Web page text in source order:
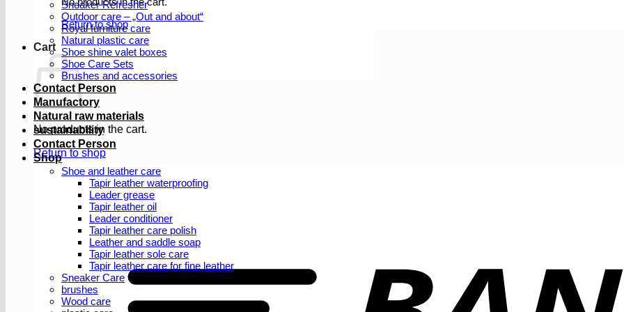
Return to shop
Cart
No products in the cart.
Return to shop
Sneaker Refresher
Outdoor care – „Out and about“
Royal furniture care
Natural plastic care
Shoe shine valet boxes
Shoe Care Sets
Brushes and accessories
Contact Person
Manufactory
Natural raw materials
sustainability
Contact Person
Shop
Shoe and leather care
Tapir leather waterproofing
Leader grease
Tapir leather oil
Leader conditioner
Tapir leather care polish
Leather and saddle soap
Tapir leather sole care
Tapir leather care for fine leather
Sneaker Care
brushes
Wood care